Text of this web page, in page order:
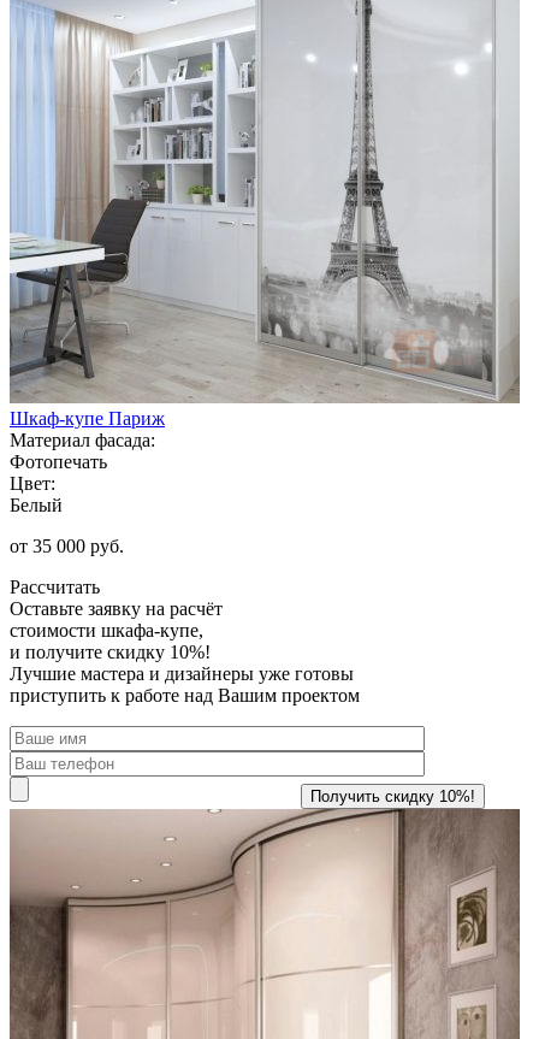
Шкаф-купе Париж
Материал фасада:
Фотопечать
Цвет:
Белый
от 35 000 руб.
Рассчитать
Оставьте заявку на расчёт
стоимости шкафа-купе,
и получите скидку 10%!
Лучшие мастера и дизайнеры уже готовы
приступить к работе над Вашим проектом